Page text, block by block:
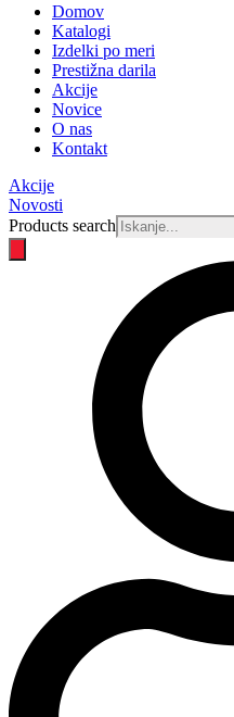
Domov
Katalogi
Izdelki po meri
Prestižna darila
Akcije
Novice
O nas
Kontakt
Akcije
Novosti
Products search